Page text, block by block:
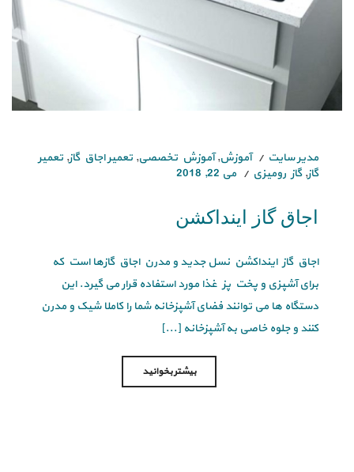
مدیر سایت آموزش,آموزش تخصصی, تعمیر اجاق گاز, تعمیر
گاز,گاز رومیزی می 22, 2018
اجاق گاز اینداکشن
اجاق گاز اینداکشن نسل جدید و مدرن اجاق گازها است که
برای آشپزی و پخت پز غذا مورد استفاده قرار می گیرد. این
دستگاه ها می توانند فضای آشپزخانه شما را کاملا شیک و مدرن
کنند و جلوه خاصی به آشپزخانه [...]
بیشتر بخوانید